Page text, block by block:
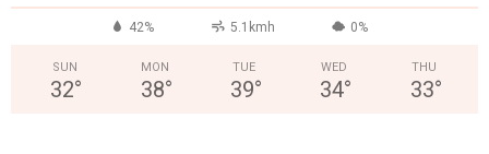
42% 5.1kmh 0%
SUN
32°
MON
38°
TUE
39°
WED
34°
THU
33°